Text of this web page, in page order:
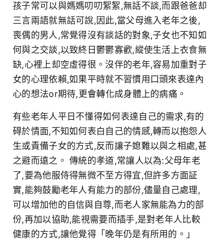
孩子常可以與媽媽叨叨絮絮,無話不談,而跟爸爸却
三言兩語就無話可說,因此,當父母進入老年之後,
喪偶的男人,常覺得沒有談話的對象,子女也不知如
何與之交談,以致終日鬱鬱寡歡,縱使生活上衣食無
缺,心裡上却空虛得很。沒伴的老年,容易加重對子
女的心理依賴,如果平時就不習慣用口頭來表達內
心的想法or期待,更會轉化成身體上的病痛。
有些老年人平日不懂得如何表達自己的需求,有的
碍於情面,不知如何表白自己的情感,轉而以抱怨人
生或責備子女的方式,反而讓子媳難以與之相處,甚
之避而遠之。 傳統的孝道,常讓人以為:父母年老
了,要為他服侍得無微不至方得宜,但許多方面証
實,能夠鼓勵老年人有能力的部份,儘量自己處理,
可以增加他的自信與自尊,而老人家無能為力的部
份,再加以協助,能視需要而插手,是對老年人比較
健康的方式,讓他覺得「晚年仍是有所用的。」